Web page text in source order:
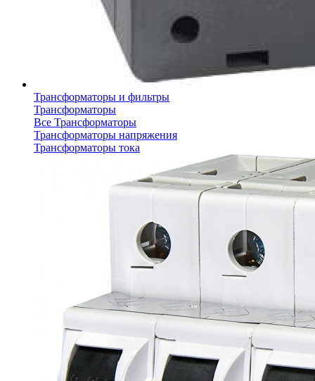
Трансформаторы и фильтры
Трансформаторы
Все Трансформаторы
Трансформаторы напряжения
Трансформаторы тока